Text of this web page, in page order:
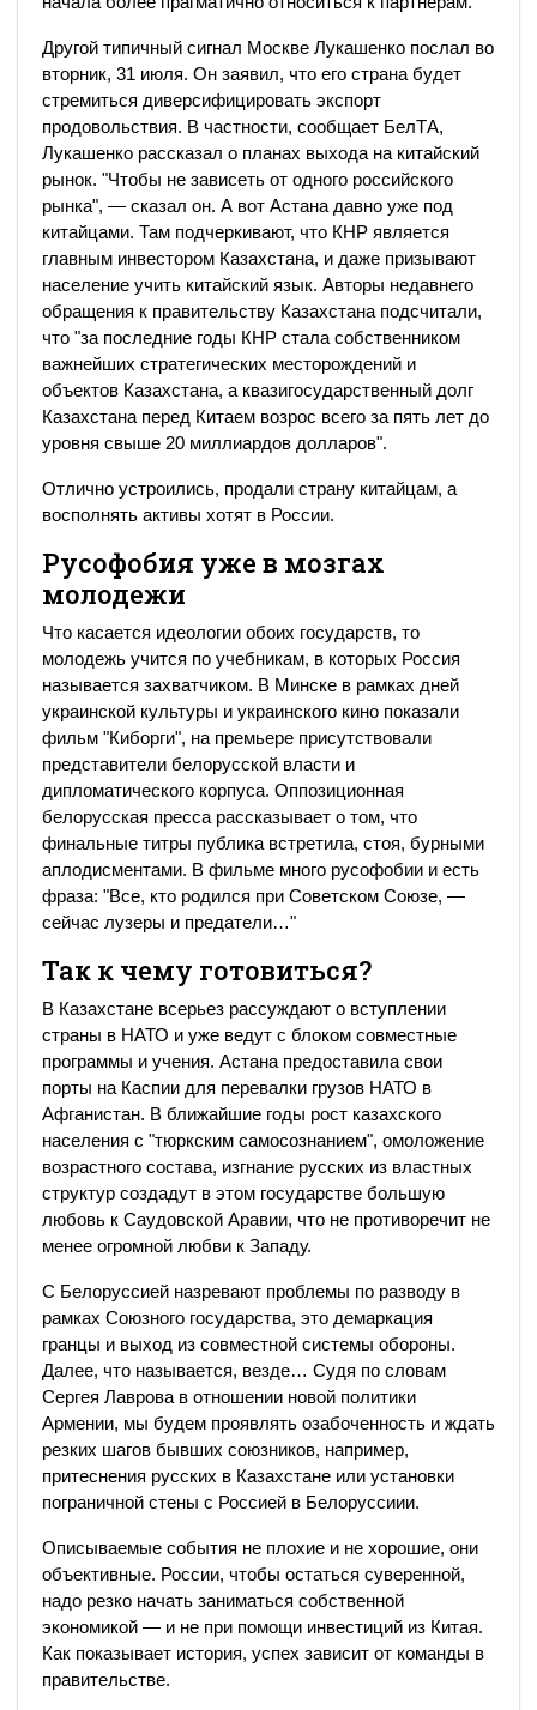
Другой типичный сигнал Москве Лукашенко послал во
вторник, 31 июля. Он заявил, что его страна будет
стремиться диверсифицировать экспорт
продовольствия. В частности, сообщает БелТА,
Лукашенко рассказал о планах выхода на китайский
рынок. "Чтобы не зависеть от одного российского
рынка", — сказал он. А вот Астана давно уже под
китайцами. Там подчеркивают, что КНР является
главным инвестором Казахстана, и даже призывают
население учить китайский язык. Авторы недавнего
обращения к правительству Казахстана подсчитали,
что "за последние годы КНР стала собственником
важнейших стратегических месторождений и
объектов Казахстана, а квазигосударственный долг
Казахстана перед Китаем возрос всего за пять лет до
уровня свыше 20 миллиардов долларов".
Отлично устроились, продали страну китайцам, а
восполнять активы хотят в России.
Русофобия уже в мозгах
молодежи
Что касается идеологии обоих государств, то
молодежь учится по учебникам, в которых Россия
называется захватчиком. В Минске в рамках дней
украинской культуры и украинского кино показали
фильм "Киборги", на премьере присутствовали
представители белорусской власти и
дипломатического корпуса. Оппозиционная
белорусская пресса рассказывает о том, что
финальные титры публика встретила, стоя, бурными
аплодисментами. В фильме много русофобии и есть
фраза: "Все, кто родился при Советском Союзе, —
сейчас лузеры и предатели…"
Так к чему готовиться?
В Казахстане всерьез рассуждают о вступлении
страны в НАТО и уже ведут с блоком совместные
программы и учения. Астана предоставила свои
порты на Каспии для перевалки грузов НАТО в
Афганистан. В ближайшие годы рост казахского
населения с "тюркским самосознанием", омоложение
возрастного состава, изгнание русских из властных
структур создадут в этом государстве большую
любовь к Саудовской Аравии, что не противоречит не
менее огромной любви к Западу.
С Белоруссией назревают проблемы по разводу в
рамках Союзного государства, это демаркация
гранцы и выход из совместной системы обороны.
Далее, что называется, везде… Судя по словам
Сергея Лаврова в отношении новой политики
Армении, мы будем проявлять озабоченность и ждать
резких шагов бывших союзников, например,
притеснения русских в Казахстане или установки
пограничной стены с Россией в Белоруссиии.
Описываемые события не плохие и не хорошие, они
объективные. России, чтобы остаться суверенной,
надо резко начать заниматься собственной
экономикой — и не при помощи инвестиций из Китая.
Как показывает история, успех зависит от команды в
правительстве.